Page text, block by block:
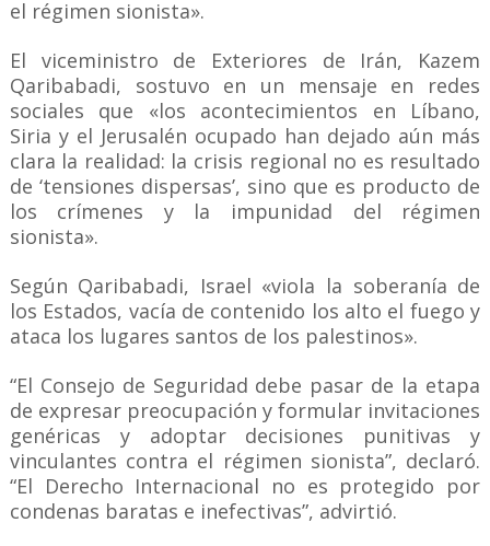
el régimen sionista».
El viceministro de Exteriores de Irán, Kazem
Qaribabadi, sostuvo en un mensaje en redes
sociales que «los acontecimientos en Líbano,
Siria y el Jerusalén ocupado han dejado aún más
clara la realidad: la crisis regional no es resultado
de ‘tensiones dispersas’, sino que es producto de
los crímenes y la impunidad del régimen
sionista».
Según Qaribabadi, Israel «viola la soberanía de
los Estados, vacía de contenido los alto el fuego y
ataca los lugares santos de los palestinos».
“El Consejo de Seguridad debe pasar de la etapa
de expresar preocupación y formular invitaciones
genéricas y adoptar decisiones punitivas y
vinculantes contra el régimen sionista”, declaró.
“El Derecho Internacional no es protegido por
condenas baratas e inefectivas”, advirtió.